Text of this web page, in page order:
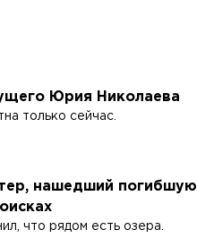
Юрия Николаева
только сейчас.
нашедший погибшую
что рядом есть озера.